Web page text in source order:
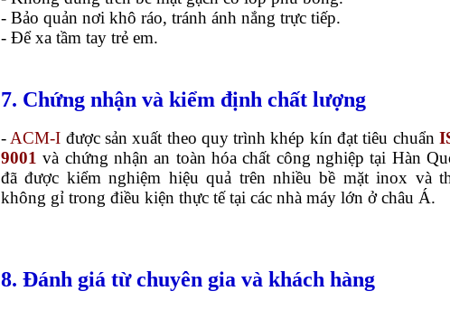
- Bảo quản nơi khô ráo, tránh ánh nắng trực tiếp.
- Để xa tầm tay trẻ em.
7. Chứng nhận và kiểm định chất lượng
- ACM-I được sản xuất theo quy trình khép kín đạt tiêu chuẩn
9001 và chứng nhận an toàn hóa chất công nghiệp tại Hàn
đã được kiểm nghiệm hiệu quả trên nhiều bề mặt inox và
không gỉ trong điều kiện thực tế tại các nhà máy lớn ở châu Á.
8. Đánh giá từ chuyên gia và khách hàng